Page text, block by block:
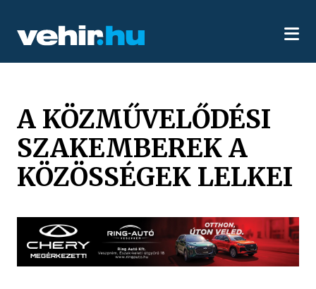
A KÖZMŰVELŐDÉSI
SZAKEMBEREK A
KÖZÖSSÉGEK LELKEI